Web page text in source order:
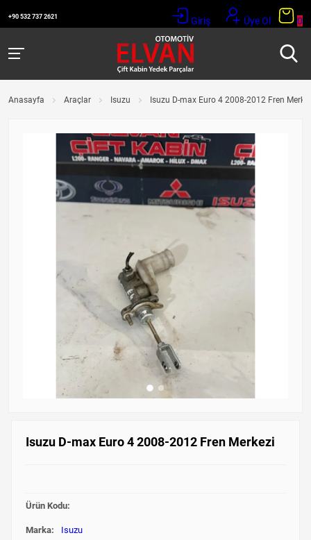
+90 532 737 2621 Giriş Üye Ol 0
Anasayfa Araçlar Isuzu Isuzu D-max Euro 4 2008-2012 Fren
Isuzu D-max Euro 4 2008-2012 Fren Merkezi
Ürün Kodu:
Marka: Isuzu